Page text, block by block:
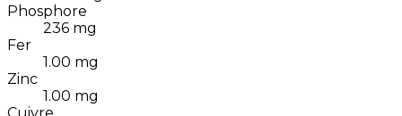
Phosphore
236 mg
Fer
1.00 mg
Zinc
1.00 mg